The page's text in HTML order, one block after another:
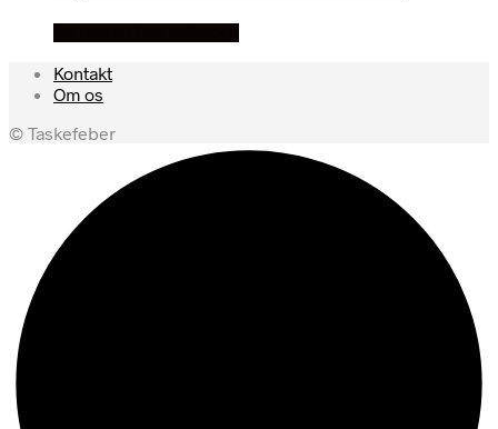
Kontakt
Om os
© Taskefeber